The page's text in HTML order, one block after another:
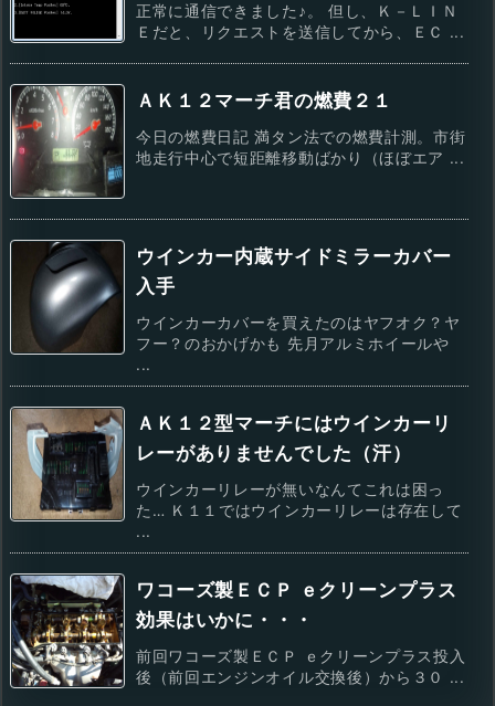
正常に通信できました♪。 但し、Ｋ－ＬＩＮ
Ｅだと、リクエストを送信してから、ＥＣ ...
ＡＫ１２マーチ君の燃費２１
今日の燃費日記 満タン法での燃費計測。市街
地走行中心で短距離移動ばかり（ほぼエア ...
ウインカー内蔵サイドミラーカバー
入手
ウインカーカバーを買えたのはヤフオク？ヤ
フー？のおかげかも 先月アルミホイールや
...
ＡＫ１２型マーチにはウインカーリ
レーがありませんでした（汗）
ウインカーリレーが無いなんてこれは困っ
た… Ｋ１１ではウインカーリレーは存在して
...
ワコーズ製ＥＣＰ ｅクリーンプラス
効果はいかに・・・
前回ワコーズ製ＥＣＰ ｅクリーンプラス投入
後（前回エンジンオイル交換後）から３０ ...